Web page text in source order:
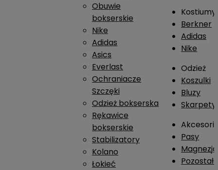
Obuwie
bokserskie
Nike
Adidas
Asics
Everlast
Ochraniacze
Szczęki
Odzież bokserska
Rękawice
bokserskie
Stabilizatory
Kolano
Łokieć
Kostiumy
Berkner
Adidas
Nike
Odzież
Koszulki
Bluzy
Skarpety
Pasy
Magnezja